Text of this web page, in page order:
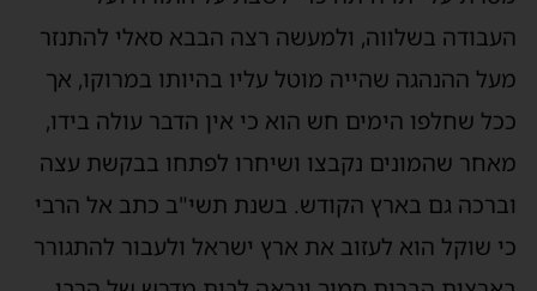
העבודה בשלווה, ולמעשה רצה הבבא סאלי להתנזר
מעל ההנהגה שהייה מוטל עליו בהיותו במרוקו, אך
ככל שחלפו הימים חש הוא כי אין הדבר עולה בידו,
מאחר שהמונים נקבצו ושיחרו לפתחו בבקשת עצה
וברכה גם בארץ הקודש. בשנת תשי"ב כתב אל הרבי
כי שוקל הוא לעזוב את ארץ ישראל ולעבור להתגורר